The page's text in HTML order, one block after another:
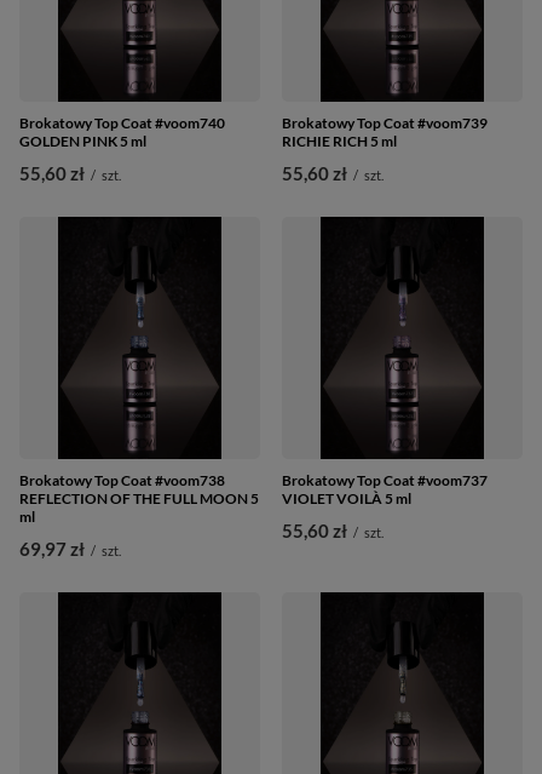
Brokatowy Top Coat #voom740
GOLDEN PINK 5 ml
55,60 zł / szt.
Brokatowy Top Coat #voom739
RICHIE RICH 5 ml
55,60 zł / szt.
Brokatowy Top Coat #voom738
REFLECTION OF THE FULL MOON 5
ml
69,97 zł / szt.
Brokatowy Top Coat #voom737
VIOLET VOILÀ 5 ml
55,60 zł / szt.